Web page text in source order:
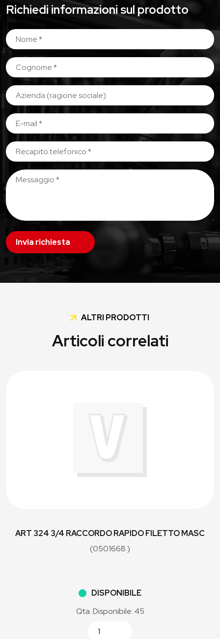
Richiedi informazioni sul prodotto
Invia richiesta
ALTRI PRODOTTI
Articoli correlati
ART 324 3/4 RACCORDO RAPIDO FILETTO MASC
(0501668 )
DISPONIBILE
Qta. Disponibile: 45